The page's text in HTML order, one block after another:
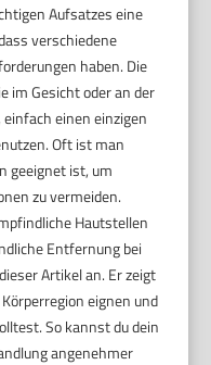
Aufsatzes eine
verschiedene
haben. Die
im Gesicht oder an der
einen einzigen
Oft ist man
geeignet ist, um
zu vermeiden.
Hautstellen
Entfernung bei
Artikel an. Er zeigt
eignen und
So kannst du dein
angenehmer